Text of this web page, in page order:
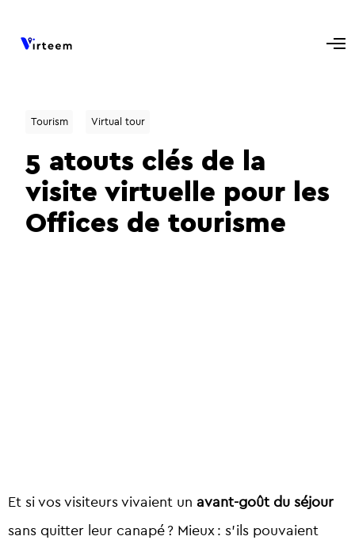
Tourism Virtual tour
5 atouts clés de la
visite virtuelle pour les
Offices de tourisme
Et si vos visiteurs vivaient un avant-goût du séjour
sans quitter leur canapé ? Mieux : s’ils pouvaient